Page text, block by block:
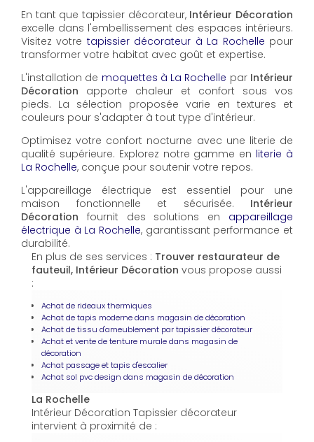
En tant que tapissier décorateur, Intérieur Décoration
excelle dans l'embellissement des espaces intérieurs.
Visitez votre tapissier décorateur à La Rochelle pour
transformer votre habitat avec goût et expertise.
L'installation de moquettes à La Rochelle par Intérieur
Décoration apporte chaleur et confort sous vos
pieds. La sélection proposée varie en textures et
couleurs pour s'adapter à tout type d'intérieur.
Optimisez votre confort nocturne avec une literie de
qualité supérieure. Explorez notre gamme en literie à
La Rochelle, conçue pour soutenir votre repos.
L'appareillage électrique est essentiel pour une
maison fonctionnelle et sécurisée. Intérieur
Décoration fournit des solutions en appareillage
électrique à La Rochelle, garantissant performance et
durabilité.
En plus de ses services : Trouver restaurateur de
fauteuil, Intérieur Décoration vous propose aussi
:
Achat de rideaux thermiques
Achat de tapis moderne dans magasin de décoration
Achat de tissu d'ameublement par tapissier décorateur
Achat et vente de tenture murale dans magasin de
décoration
Achat passage et tapis d'escalier
Achat sol pvc design dans magasin de décoration
La Rochelle
Intérieur Décoration Tapissier décorateur
intervient à proximité de :